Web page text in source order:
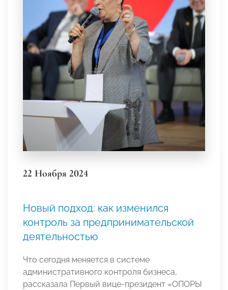
22 Ноября 2024
Новый подход: как изменился
контроль за предпринимательской
деятельностью
Что сегодня меняется в системе
административного контроля бизнеса,
рассказала Первый вице-президент «ОПОРЫ